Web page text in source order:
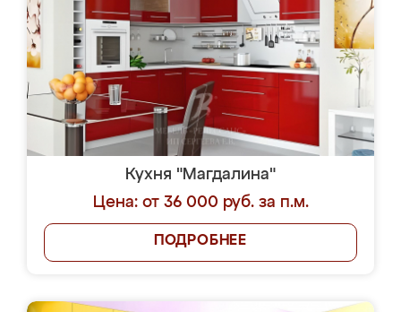
Кухня "Магдалина"
Цена: от 36 000 руб. за п.м.
ПОДРОБНЕЕ